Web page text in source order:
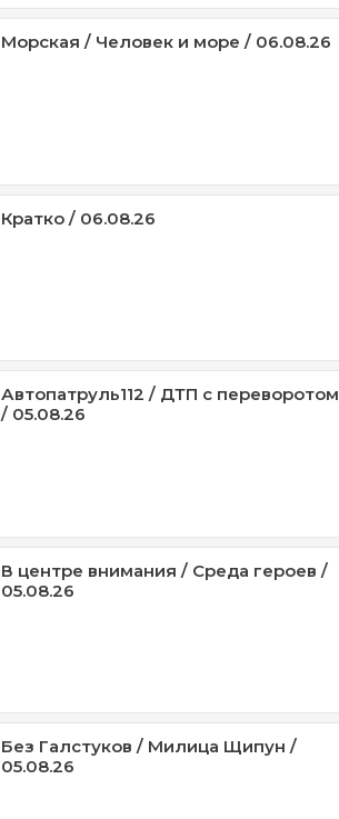
Морская / Человек и море / 06.08.26
Кратко / 06.08.26
Автопатруль112 / ДТП с переворотом
/ 05.08.26
В центре внимания / Среда героев /
05.08.26
Без Галстуков / Милица Щипун /
05.08.26